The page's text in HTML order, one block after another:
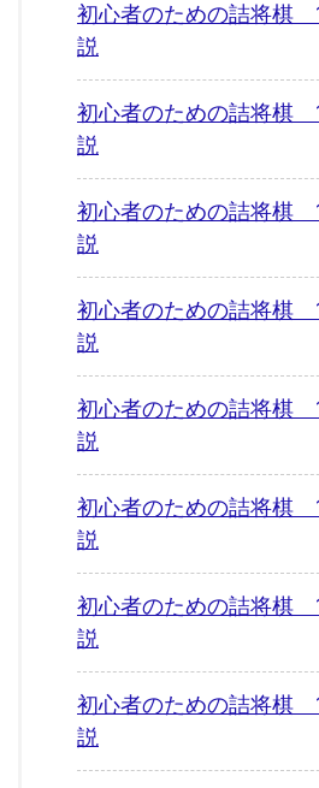
初心者のための詰将棋
説
初心者のための詰将棋
説
初心者のための詰将棋
説
初心者のための詰将棋
説
初心者のための詰将棋
説
初心者のための詰将棋
説
初心者のための詰将棋
説
初心者のための詰将棋
説